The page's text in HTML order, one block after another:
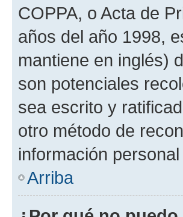
COPPA, o Acta de
años del año 1998,
mantiene en inglés)
son potenciales
sea escrito y
otro método de
información
Arriba